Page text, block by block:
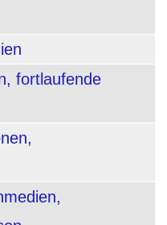
fortlaufende